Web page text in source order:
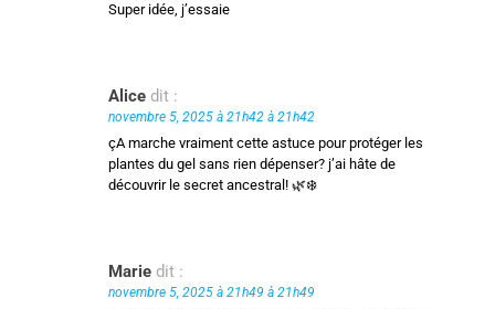
Super idée, j’essaie
Alice dit :
novembre 5, 2025 à 21h42 à 21h42
çA marche vraiment cette astuce pour protéger les
plantes du gel sans rien dépenser? j’ai hâte de
découvrir le secret ancestral! 🌿❄️
Marie dit :
novembre 5, 2025 à 21h49 à 21h49